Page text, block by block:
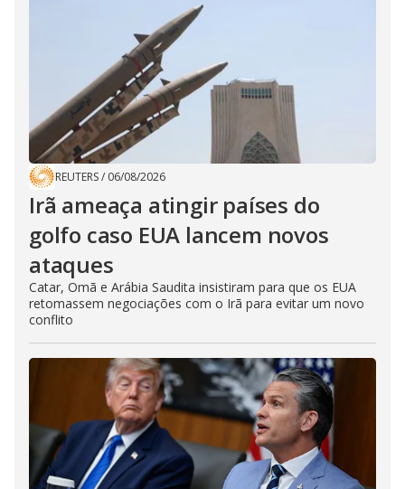
REUTERS/ 06/08/2026
Irã ameaça atingir países do
golfo caso EUA lancem novos
ataques
Catar, Omã e Arábia Saudita insistiram para que os EUA
retomassem negociações com o Irã para evitar um novo
conflito